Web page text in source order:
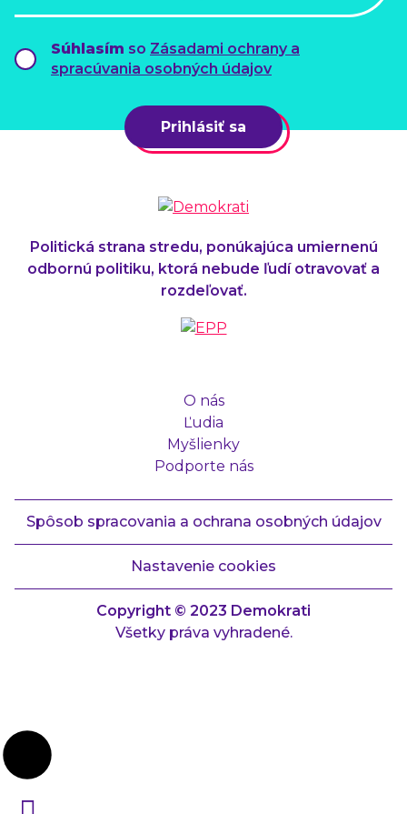
Súhlasím so Zásadami ochrany a
spracúvania osobných údajov
Prihlásiť sa
Politická strana stredu, ponúkajúca umiernenú
odbornú politiku, ktorá nebude ľudí otravovať a
rozdeľovať.
O nás
Ľudia
Myšlienky
Podporte nás
Copyright © 2023 Demokrati
Všetky práva vyhradené.
Spôsob spracovania a ochrana osobných údajov
Nastavenie cookies